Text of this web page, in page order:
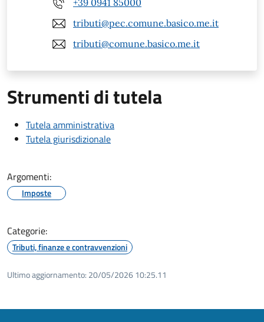
+39 0941 85000
tributi@pec.comune.basico.me.it
tributi@comune.basico.me.it
Strumenti di tutela
Tutela amministrativa
Tutela giurisdizionale
Argomenti:
Imposte
Categorie:
Tributi, finanze e contravvenzioni
Ultimo aggiornamento: 20/05/2026 10:25.11